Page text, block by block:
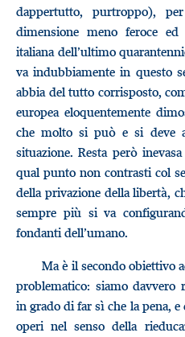
dappertutto, purtroppo),
dimensione meno feroce ed
italiana dell’ultimo
va indubbiamente in questo
abbia del tutto corrisposto,
europea eloquentemente
che molto si può e si deve
situazione. Resta però
qual punto non contrasti col
della privazione della libertà,
sempre più si va
fondanti dell’umano.
Ma è il secondo obiettivo
problematico: siamo
in grado di far sì che la pena,
operi nel senso della